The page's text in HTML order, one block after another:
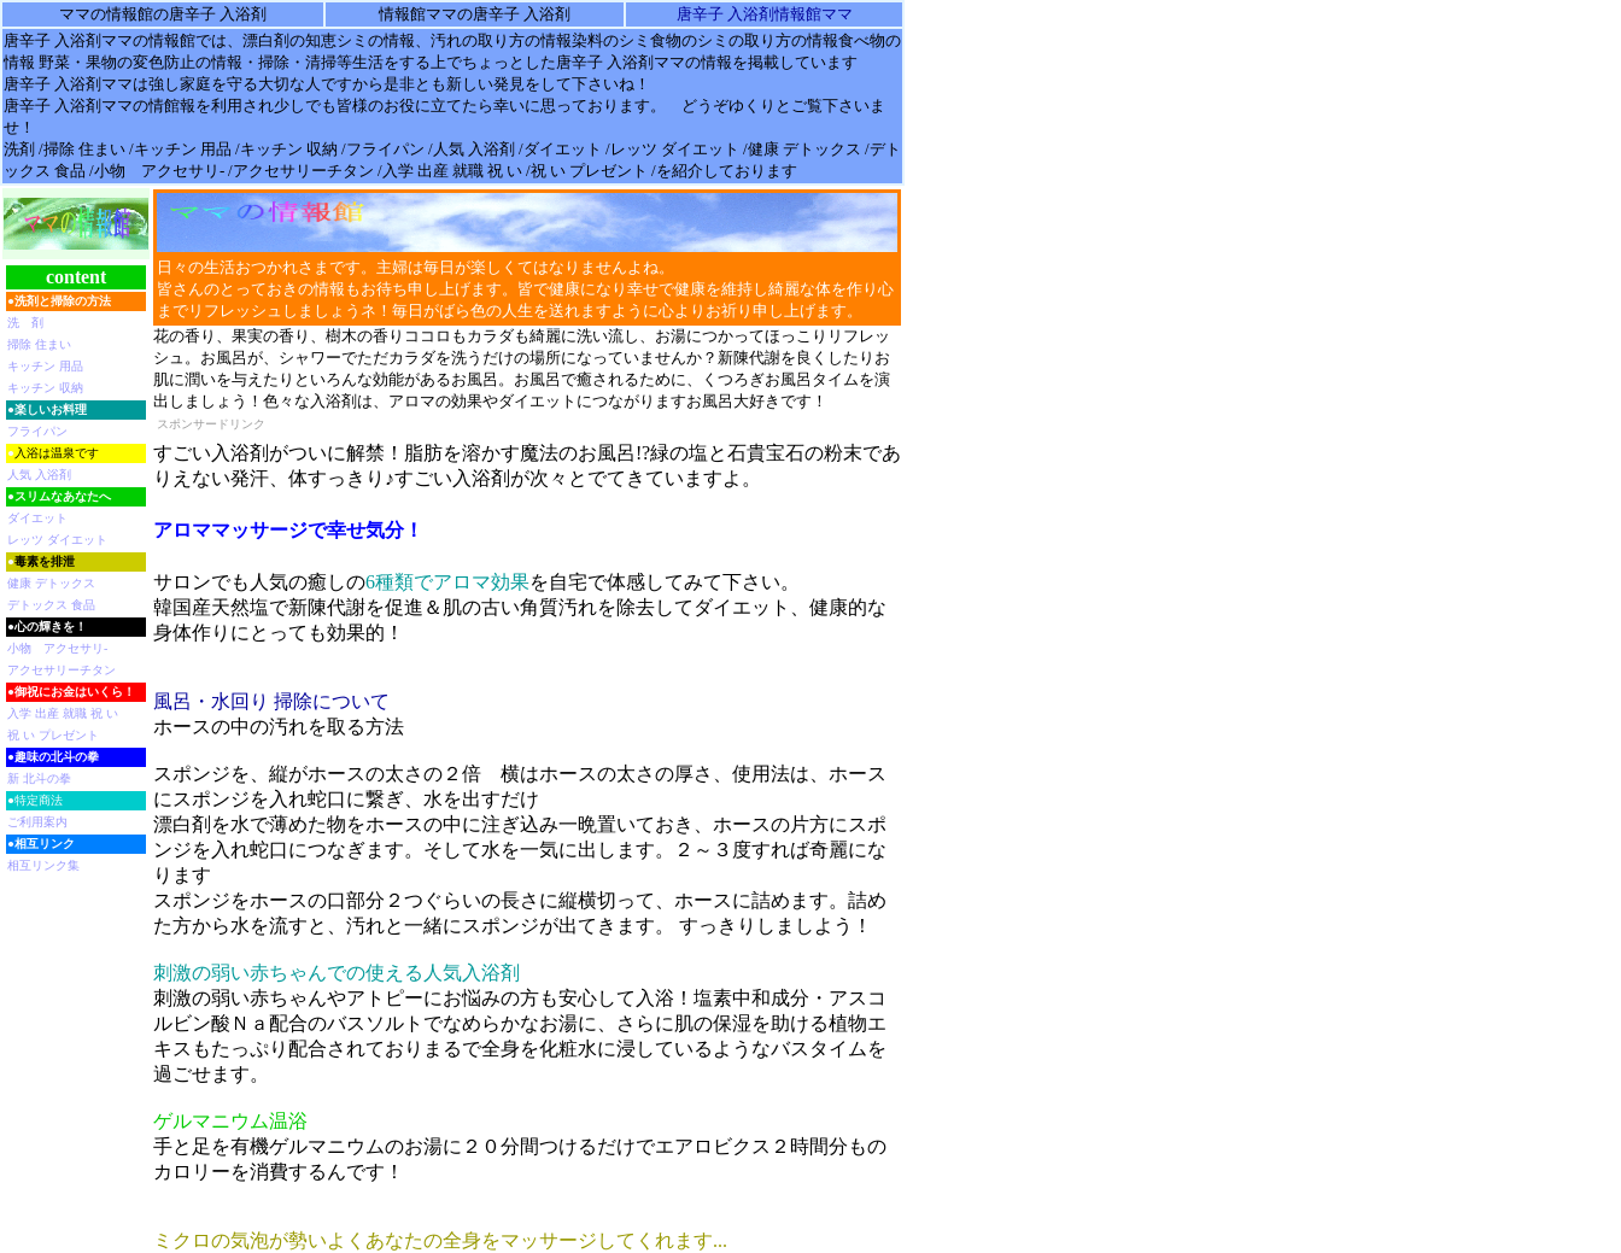
ママの情報館の唐辛子 入浴剤 情報館ママの唐辛子 入浴剤
唐辛子 入浴剤情報館ママ
唐辛子 入浴剤 ママの情報館では、漂白剤の知恵シミの情報、汚れの取り方の情報染料のシミ食物のシミの取り方の情報食べ物の
情報 野菜・果物の変色防止の情報 ・掃除・清掃等生活をする上でちょっとした唐辛子 入浴剤 ママの情報を掲載しています
唐辛子 入浴剤 ママは強し家庭を守る大切な人ですから是非とも新しい発見をして下さいね！
唐辛子 入浴剤 ママの情館報を利用され少しでも皆様のお役に立てたら幸いに思っております。 どうぞゆくりとご覧下さいま
せ！
洗剤 /掃除 住まい /キッチン 用品 /キッチン 収納 /フライパン /人気 入浴剤 /ダイエット /レッツ ダイエット /健康 デトックス /デト
ックス 食品 /小物 アクセサリ- /アクセサリーチタン /入学 出産 就職 祝 い /祝 い プレゼント /を紹介しております
日々の生活おつかれさまです。主婦は毎日が楽しくてはなりませんよね。
皆さんのとっておきの情報もお待ち申し上げます。皆で健康になり幸せで健康を維持し綺麗な体を作り心
までリフレッシュしましょうネ！毎日がばら色の人生を送れますように心よりお祈り申し上げます。
花の香り、果実の香り、樹木の香りココロもカラダも綺麗に洗い流し、お湯につかってほっこりリフレッ
シュ。お風呂が、シャワーでただカラダを洗うだけの場所になっていませんか？新陳代謝を良くしたりお
肌に潤いを与えたりといろんな効能があるお風呂。お風呂で癒されるために、くつろぎお風呂タイムを演
出しましょう！色々な入浴剤は、アロマの効果やダイエットにつながりますお風呂大好きです！
スポンサードリンク
すごい入浴剤がついに解禁！脂肪を溶かす魔法のお風呂!?緑の塩と石貴宝石の粉末であ
りえない発汗、体すっきり♪すごい入浴剤が次々とでてきていますよ。
アロママッサージで幸せ気分！
サロンでも人気の癒しの6種類でアロマ効果を自宅で体感してみて下さい。
韓国産天然塩で新陳代謝を促進＆肌の古い角質汚れを除去してダイエット、健康的な
身体作りにとっても効果的！
風呂・水回り 掃除について
ホースの中の汚れを取る方法
スポンジを、縦がホースの太さの２倍 横はホースの太さの厚さ、使用法は、ホース
にスポンジを入れ蛇口に繋ぎ、水を出すだけ
漂白剤を水で薄めた物をホースの中に注ぎ込み一晩置いておき、ホースの片方にスポ
ンジを入れ蛇口につなぎます。そして水を一気に出します。２～３度すれば奇麗にな
ります
スポンジをホースの口部分２つぐらいの長さに縦横切って、ホースに詰めます。詰め
た方から水を流すと、汚れと一緒にスポンジが出てきます。 すっきりしましよう！
刺激の弱い赤ちゃんでの使える人気入浴剤
刺激の弱い赤ちゃんやアトピーにお悩みの方も安心して入浴！塩素中和成分・アスコ
ルビン酸Ｎａ配合のバスソルトでなめらかなお湯に、さらに肌の保湿を助ける植物エ
キスもたっぷり配合されておりまるで全身を化粧水に浸しているようなバスタイムを
過ごせます。
ゲルマニウム温浴
手と足を有機ゲルマニウムのお湯に２０分間つけるだけでエアロビクス２時間分もの
カロリーを消費するんです！
ミクロの気泡が勢いよくあなたの全身をマッサージしてくれます...
content
●洗剤と掃除の方法
洗 剤
掃除 住まい
キッチン 用品
キッチン 収納
●楽しいお料理
フライパン
● 入浴は温泉です
人気 入浴剤
●スリムなあなたへ
ダイエット
レッツ ダイエット
●毒素を排泄
健康 デトックス
デトックス 食品
●心の輝きを！
小物 アクセサリ-
アクセサリーチタン
●御祝にお金はいくら！
入学 出産 就職 祝 い
祝 い プレゼント
●趣味の北斗の拳
新 北斗の拳
●特定商法
ご利用案内
●相互リンク
相互リンク集